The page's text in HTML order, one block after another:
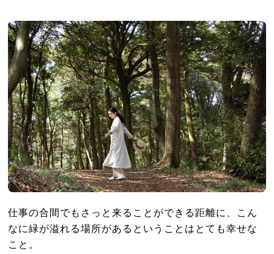
仕事の合間でもさっと来ることができる距離に、こん
なに緑が溢れる場所があるということはとても幸せな
こと。